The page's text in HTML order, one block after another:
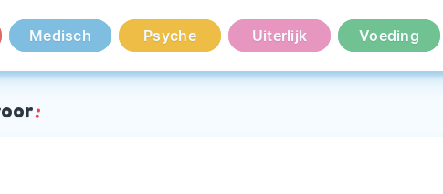
Medisch Psyche Uiterlijk Voeding
: